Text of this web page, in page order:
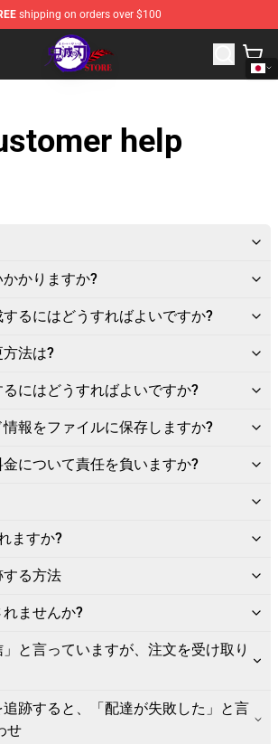
shipping on orders over $100
Store - Official Kimetsu no Yaiba
help
かりますか?
るにはどうすればよいですか?
法は?
にはどうすればよいですか?
報をファイルに保存しますか?
について責任を負いますか?
ますか?
る方法
ませんか?
と言っていますが、注文を受け取り
跡すると、「配達が失敗した」と言
せ